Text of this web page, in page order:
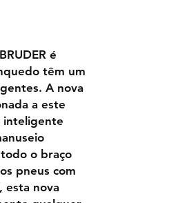
é
têm um
A nova
a este
inteligente
o braço
pneus com
esta nova